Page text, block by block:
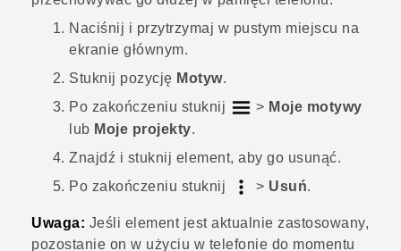
Naciśnij i przytrzymaj w pustym miejscu na
ekranie głównym.
Stuknij pozycję Motyw.
Po zakończeniu stuknij
> Moje motywy
lub Moje projekty.
Znajdź i stuknij element, aby go usunąć.
Po zakończeniu stuknij
> Usuń.
Uwaga: Jeśli element jest aktualnie zastosowany,
pozostanie on w użyciu w telefonie do momentu